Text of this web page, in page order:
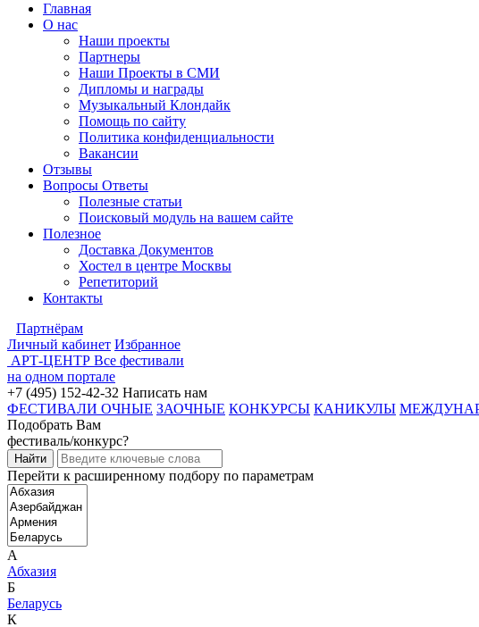
Главная
О нас
Наши проекты
Партнеры
Наши Проекты в СМИ
Дипломы и награды
Музыкальный Клондайк
Помощь по сайту
Политика конфиденциальности
Вакансии
Отзывы
Вопросы Ответы
Полезные статьи
Поисковый модуль на вашем сайте
Полезное
Доставка Документов
Хостел в центре Москвы
Репетиторий
Контакты
Партнёрам
Личный кабинет Избранное
АРТ-ЦЕНТР Все фестивали
на одном портале
+7 (495) 152-42-32 Написать нам
ФЕСТИВАЛИ ОЧНЫЕ ЗАОЧНЫЕ КОНКУРСЫ КАНИКУЛЫ
Подобрать Вам
фестиваль/конкурс?
Перейти к расширенному подбору по параметрам
А
Абхазия
Б
Беларусь
К